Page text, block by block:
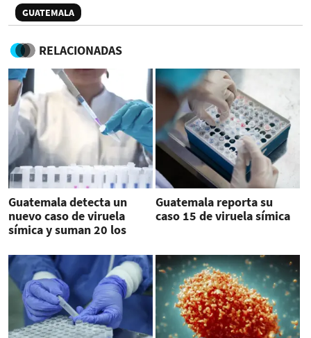
GUATEMALA
RELACIONADAS
Guatemala detecta un
nuevo caso de viruela
símica y suman 20 los
Guatemala reporta su
caso 15 de viruela símica